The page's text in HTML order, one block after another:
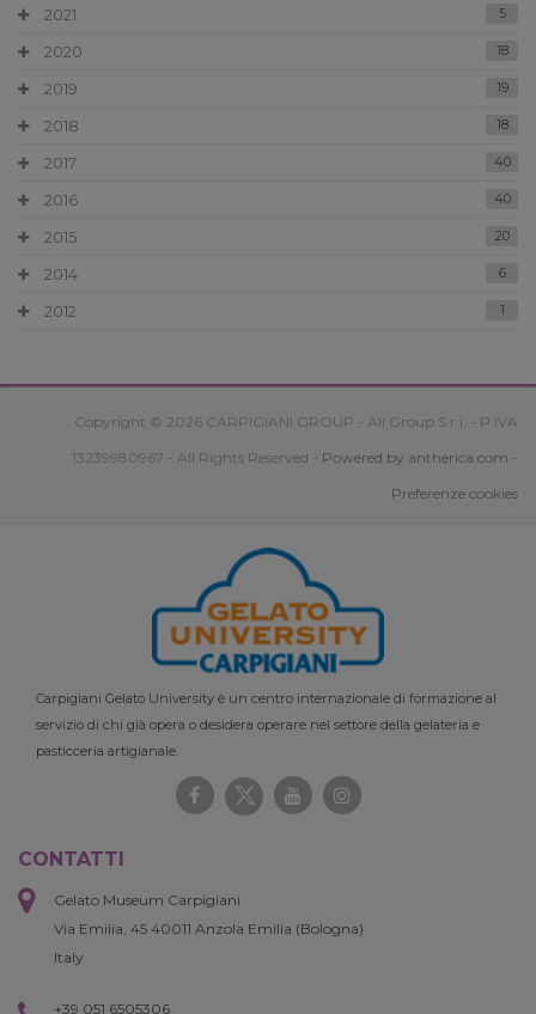
2021 5
2020 18
2019 19
2018 18
2017 40
2016 40
2015 20
2014 6
2012 1
Copyright © 2026 CARPIGIANI GROUP - Ali Group S.r.l. - P.IVA
13239980967 - All Rights Reserved - Powered by antherica.com -
Preferenze cookies
Carpigiani Gelato University è un centro internazionale di formazione al
servizio di chi già opera o desidera operare nel settore della gelateria e
pasticceria artigianale.
CONTATTI
Gelato Museum Carpigiani
Via Emilia, 45 40011 Anzola Emilia (Bologna)
Italy
+39 051 6505306